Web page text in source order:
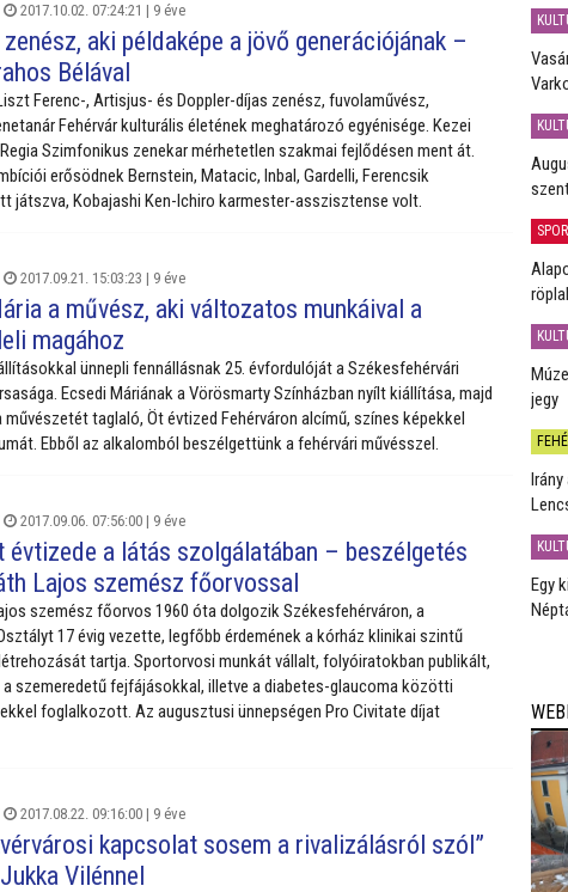
2017.10.02. 07:24:21 | 9 éve
aki példaképe a jövő generációjának –
Bélával
Ferenc-, Artisjus- és Doppler-díjas zenész, fuvolaművész,
Fehérvár kulturális életének meghatározó egyénisége. Kezei
Szimfonikus zenekar mérhetetlen szakmai fejlődésen ment át.
erősödnek Bernstein, Matacic, Inbal, Gardelli, Ferencsik
játszva, Kobajashi Ken-Ichiro karmester-asszisztense volt.
2017.09.21. 15:03:23 | 9 éve
a művész, aki változatos munkáival a
magához
ünnepli fennállásnak 25. évfordulóját a Székesfehérvári
Ecsedi Máriának a Vörösmarty Színházban nyílt kiállítása, majd
taglaló, Öt évtized Fehérváron alcímű, színes képekkel
Ebből az alkalomból beszélgettünk a fehérvári művésszel.
2017.09.06. 07:56:00 | 9 éve
évtizede a látás szolgálatában – beszélgetés
Lajos szemész főorvossal
szemész főorvos 1960 óta dolgozik Székesfehérváron, a
17 évig vezette, legfőbb érdemének a kórház klinikai szintű
tartja. Sportorvosi munkát vállalt, folyóiratokban publikált,
szemeredetű fejfájásokkal, illetve a diabetes-glaucoma közötti
foglalkozott. Az augusztusi ünnepségen Pro Civitate díjat
2017.08.22. 09:16:00 | 9 éve
kapcsolat sosem a rivalizálásról szól”
Vilénnel
jegy
Egy